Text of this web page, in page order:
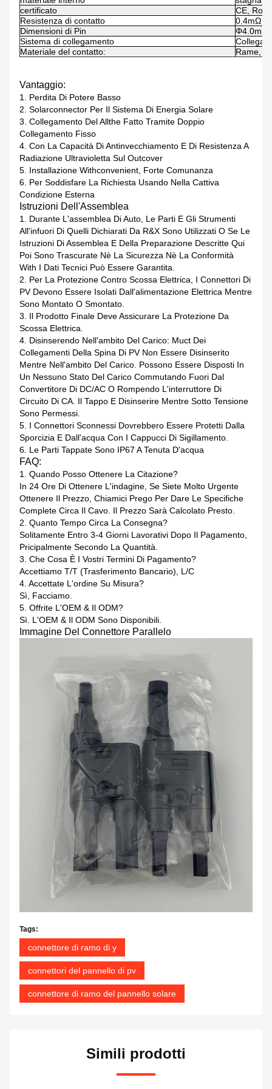
certificato
CE,
Resistenza di contatto
0.4mΩ
Dimensioni di Pin
Φ4.0mm
Sistema di collegamento
Materiale del contatto:
Rame,
Vantaggio:
1. Perdita Di Potere Basso
2. Solarconnector Per Il Sistema Di Energia Solare
3. Collegamento Del Allthe Fatto Tramite Doppio
Collegamento Fisso
4. Con La Capacità Di Antinvecchiamento E Di Resistenza A
Radiazione Ultravioletta Sul Outcover
5. Installazione Withconvenient, Forte Comunanza
6. Per Soddisfare La Richiesta Usando Nella Cattiva
Condizione Esterna
Istruzioni Dell'Assemblea
1. Durante L'assemblea Di Auto, Le Parti E Gli Strumenti
All'infuori Di Quelli Dichiarati Da R&X Sono Utilizzati O Se Le
Istruzioni Di Assemblea E Della Preparazione Descritte Qui
Poi Sono Trascurate Nè La Sicurezza Nè La Conformità
With I Dati Tecnici Può Essere Garantita.
2. Per La Protezione Contro Scossa Elettrica, I Connettori Di
PV Devono Essere Isolati Dall'alimentazione Elettrica Mentre
Sono Montato O Smontato.
3. Il Prodotto Finale Deve Assicurare La Protezione Da
Scossa Elettrica.
4. Disinserendo Nell'ambito Del Carico: Muct Dei
Collegamenti Della Spina Di PV Non Essere Disinserito
Mentre Nell'ambito Del Carico. Possono Essere Disposti In
Un Nessuno Stato Del Carico Commutando Fuori Dal
Convertitore Di DC/AC O Rompendo L'interruttore Di
Circuito Di CA. Il Tappo E Disinserire Mentre Sotto Tensione
Sono Permessi.
5. I Connettori Sconnessi Dovrebbero Essere Protetti Dalla
Sporcizia E Dall'acqua Con I Cappucci Di Sigillamento.
6. Le Parti Tappate Sono IP67 A Tenuta D'acqua
FAQ:
1. Quando Posso Ottenere La Citazione?
In 24 Ore Di Ottenere L'indagine, Se Siete Molto Urgente
Ottenere Il Prezzo, Chiamici Prego Per Dare Le Specifiche
Complete Circa Il Cavo. Il Prezzo Sarà Calcolato Presto.
2. Quanto Tempo Circa La Consegna?
Solitamente Entro 3-4 Giorni Lavorativi Dopo Il Pagamento,
Pricipalmente Secondo La Quantità.
3. Che Cosa È I Vostri Termini Di Pagamento?
Accettiamo T/T (trasferimento Bancario), L/C
4. Accettate L'ordine Su Misura?
Sì, Facciamo.
5. Offrite L'OEM & Il ODM?
Sì. L'OEM & Il ODM Sono Disponibili.
Immagine Del Connettore Parallelo
Tags:
connettore di ramo di y
connettori del pannello di pv
connettore di ramo del pannello solare
Simili prodotti